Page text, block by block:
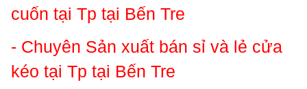
cuốn tại Tp tại Bến Tre
- Chuyên Sản xuất bán sỉ và lẻ cửa
kéo tại Tp tại Bến Tre